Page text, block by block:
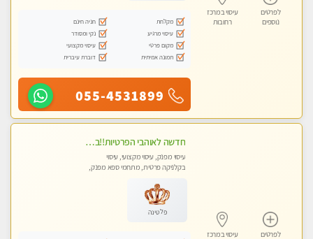
לפרטים
נוספים
עיסוי במרכז
רחובות
מקלחת
חניה חינם
עיסוי מרגיע
נקי ומסודר
מקום פרטי
עיסוי מקצועי
תמונה אמיתית
דוברת עיברית
055-4531899
לפרטים עיסוי במרכז
חדשה לאוהבי הפרטיות!!בראשון לציון! מעסה vip מפנקת בקליניקה פרטית לחלוטין!!! לבד! לרציניים בלבד! מומלץ!
עיסוי מפנק, עיסוי מקצועי, עיסוי
בקלניקה פרטית, מתחמי ספא מפנק,
פלטינה